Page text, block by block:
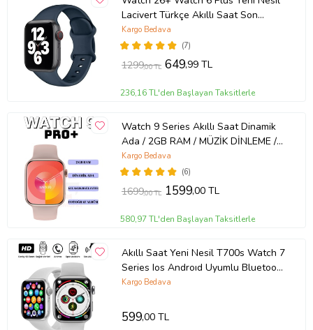
Kasa Genişliği
37 mm
Ürün Kodu:kcm60834614
Lacivert Türkçe Akıllı Saat Son
Sürüm Yan Tuş Aktif
(7)
Kargo Bedava
1299,00 TL 649,99 TL
236,16 TL'den Başlayan Taksitlerle
Watch 9 Series Akıllı Saat Dinamik
Ada / 2GB RAM / MÜZİK DİNLEME / 2
KORDONLU (Rose)
(6)
Kargo Bedava
1699,00 TL 1599,00 TL
580,97 TL'den Başlayan Taksitlerle
Akıllı Saat Yeni Nesil T700s Watch 7
Series Ios Androıd Uyumlu Bluetooh
Arama Bildirim Alma (Beyaz)
Kargo Bedava
599,00 TL